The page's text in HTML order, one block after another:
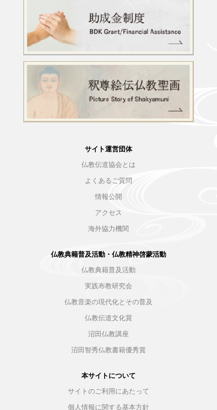
サイト運営団体
仏教伝道協会とは
よくあるご質問
情報公開
アクセス
海外協力機関
仏教典籍普及活動・仏教精神啓蒙活動
仏教典籍普及活動
実践布教研究会
仏教音楽の現代化とその普及
仏教伝道文化賞
沼田仏教講座
沼田智秀仏教書籍優秀賞
本サイトについて
サイトのご利用にあたって
個人情報に関する基本方針